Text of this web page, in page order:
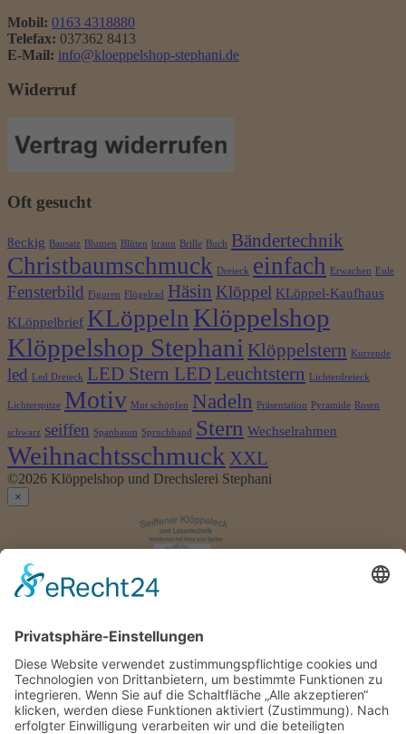
Mobil: 0163 4318880
Telefax: 037362 8413
E-Mail: info@kloeppelshop-stephani.de
Widerruf
Oft gesucht
8eckig Bausatz Blumen Blüten braun Brille Buch Bändertechnik
Christbaumschmuck Dreieck einfach Erwachen Eule
Fensterbild Figuren Flügelrad Häsin Klöppel KLöppel-Kaufhaus
KLöppelbrief KLöppeln Klöppelshop
Klöppelshop Stephani Klöppelstern Kurrende
led Led Dreieck LED Stern LED Leuchtstern Lichterdreieck
Lichterspitze Motiv Mut schöpfen Nadeln Präsentation Pyramide Rosen
schwarz seiffen Spanbaum Spruchband Stern Wechselrahmen
Weihnachtsschmuck XXL
©2026 Klöppelshop und Drechslerei Stephani
×
Anmelden
Benutzername